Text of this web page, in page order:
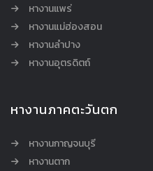
หางานแพร่
หางานแม่ฮ่องสอน
หางานลำปาง
หางานอุตรดิตถ์
หางานภาคตะวันตก
หางานกาญจนบุรี
หางานตาก